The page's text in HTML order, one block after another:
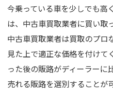
今乗っている車を少しでも高
は、中古車買取業者に買い取
中古車買取業者は買取のプロ
見た上で適正な価格を付けて
った後の販路がディーラーに
売れる販路を選別することが